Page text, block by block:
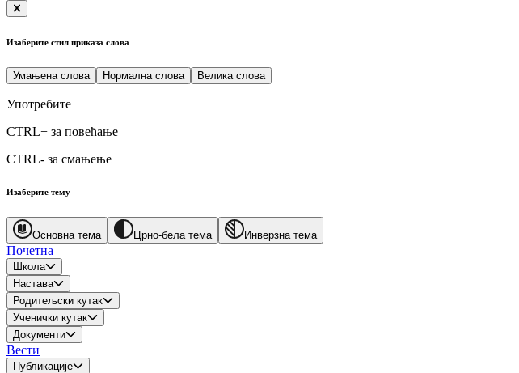
Изаберите стил приказа слова
Умањена слова Нормална слова Велика слова
Употребите
CTRL+ за повећање
CTRL- за смањење
Изаберите тему
Основна тема Црно-бела тема Инверзна тема
Почетна
Школа
Настава
Родитељски кутак
Ученички кутак
Документи
Вести
Публикације